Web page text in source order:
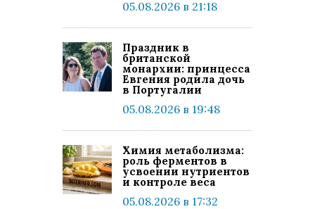
05.08.2026 в 21:18
Праздник в
британской
монархии: принцесса
Евгения родила дочь
в Португалии
05.08.2026 в 19:48
Химия метаболизма:
роль ферментов в
усвоении нутриентов
и контроле веса
05.08.2026 в 17:32